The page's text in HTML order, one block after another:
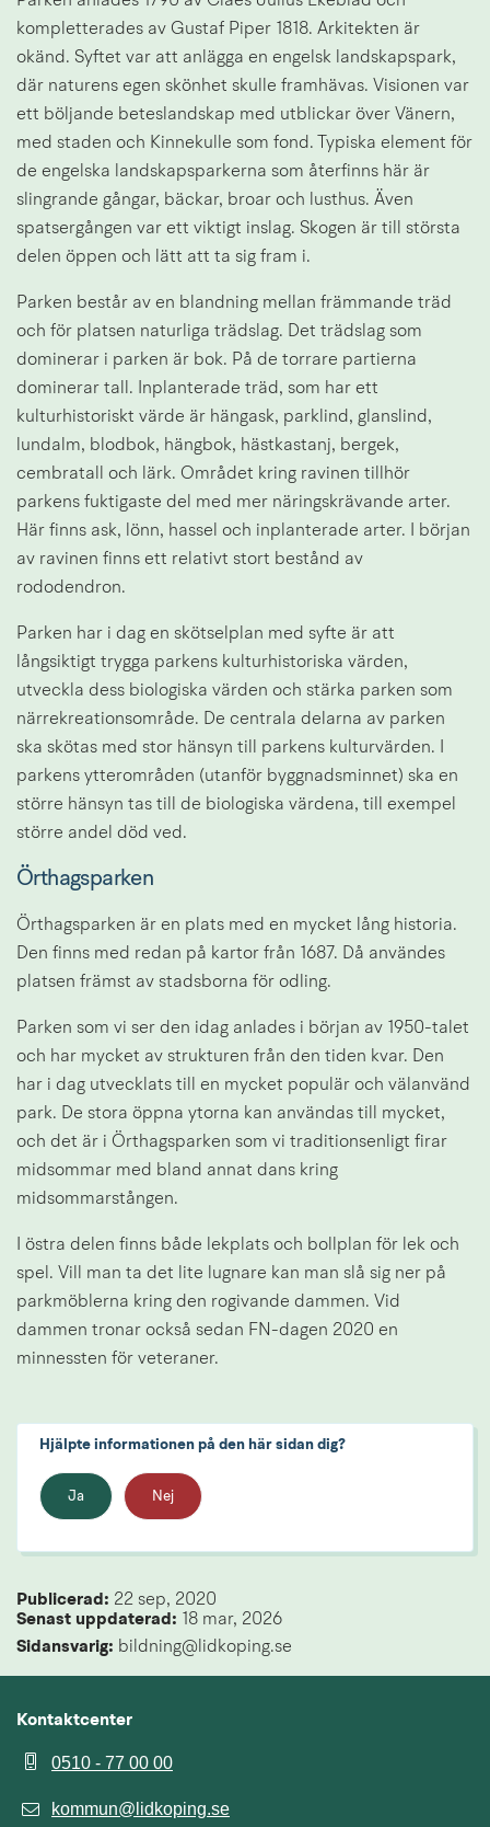
kompletterades av Gustaf Piper 1818. Arkitekten är
okänd. Syftet var att anlägga en engelsk landskapspark,
där naturens egen skönhet skulle framhävas. Visionen var
ett böljande beteslandskap med utblickar över Vänern,
med staden och Kinnekulle som fond. Typiska element för
de engelska landskapsparkerna som återfinns här är
slingrande gångar, bäckar, broar och lusthus. Även
spatsergången var ett viktigt inslag. Skogen är till största
delen öppen och lätt att ta sig fram i.
Parken består av en blandning mellan främmande träd
och för platsen naturliga trädslag. Det trädslag som
dominerar i parken är bok. På de torrare partierna
dominerar tall. Inplanterade träd, som har ett
kulturhistoriskt värde är hängask, parklind, glanslind,
lundalm, blodbok, hängbok, hästkastanj, bergek,
cembratall och lärk. Området kring ravinen tillhör
parkens fuktigaste del med mer näringskrävande arter.
Här finns ask, lönn, hassel och inplanterade arter. I början
av ravinen finns ett relativt stort bestånd av
rododendron.
Parken har i dag en skötselplan med syfte är att
långsiktigt trygga parkens kulturhistoriska värden,
utveckla dess biologiska värden och stärka parken som
närrekreationsområde. De centrala delarna av parken
ska skötas med stor hänsyn till parkens kulturvärden. I
parkens ytterområden (utanför byggnadsminnet) ska en
större hänsyn tas till de biologiska värdena, till exempel
större andel död ved.
Örthagsparken
Örthagsparken är en plats med en mycket lång historia.
Den finns med redan på kartor från 1687. Då användes
platsen främst av stadsborna för odling.
Parken som vi ser den idag anlades i början av 1950-talet
och har mycket av strukturen från den tiden kvar. Den
har i dag utvecklats till en mycket populär och välanvänd
park. De stora öppna ytorna kan användas till mycket,
och det är i Örthagsparken som vi traditionsenligt firar
midsommar med bland annat dans kring
midsommarstången.
I östra delen finns både lekplats och bollplan för lek och
spel. Vill man ta det lite lugnare kan man slå sig ner på
parkmöblerna kring den rogivande dammen. Vid
dammen tronar också sedan FN-dagen 2020 en
minnessten för veteraner.
Hjälpte informationen på den här sidan dig?
Ja Nej
Publicerad: 22 sep, 2020
Senast uppdaterad: 18 mar, 2026
Sidansvarig: bildning@lidkoping.se
Kontaktcenter
0510 - 77 00 00
kommun@lidkoping.se